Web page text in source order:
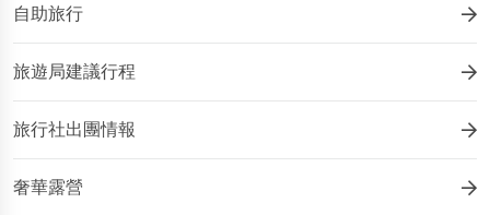
自助旅行
旅遊局建議行程
旅行社出團情報
奢華露營